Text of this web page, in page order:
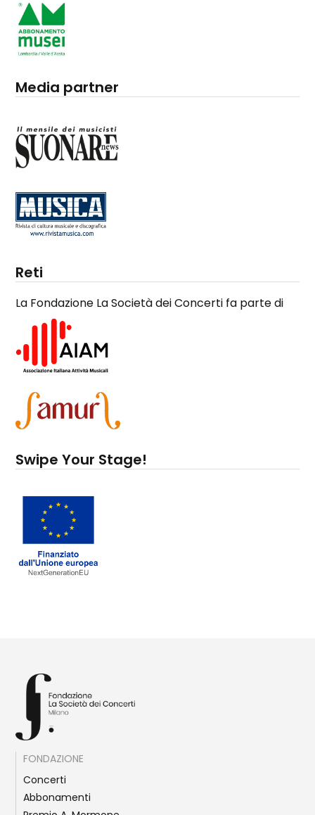
Media partner
Reti
La Fondazione La Società dei Concerti fa parte di
Swipe Your Stage!
FONDAZIONE
Concerti
Abbonamenti